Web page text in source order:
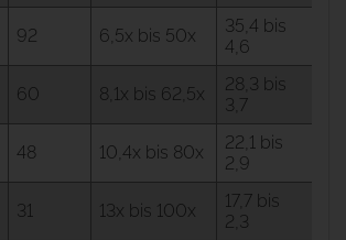
92 6,5x bis 50x
35,4 bis
4,6
60 8,1x bis 62,5x
28,3 bis
3,7
48 10,4x bis 80x
22,1 bis
2,9
31 13x bis 100x
17,7 bis
2,3